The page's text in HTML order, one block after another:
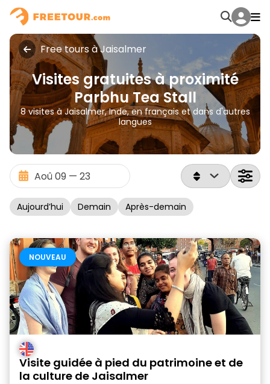
Free tours à Jaisalmer
Visites gratuites à proximité
Parbhu Tea Stall
8 visites à Jaisalmer, Inde, en français et dans d'autres
langues
Aujourd’hui Demain Après-demain
NOUVEAU
Visite guidée à pied du patrimoine et de
la culture de Jaisalmer